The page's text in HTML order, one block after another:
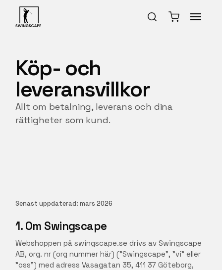
Köp- och
leveransvillkor
Allt om betalning, leverans och dina
rättigheter som kund.
Senast uppdaterad: mars 2026
1. Om Swingscape
Webshoppen på swingscape.se drivs av Swingscape
AB, org. nr (org nummer här) ("Swingscape", "vi" eller
"oss") med adress Vasagatan 35, 411 37 Göteborg,